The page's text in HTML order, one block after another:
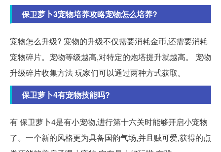
保卫萝卜3宠物培养攻略宠物怎么培养?
宠物怎么升级? 宠物的升级不仅需要消耗金币,还需要消耗
宠物碎片。宠物等级越高,对特定的炮塔提升就越高。 宠物
升级碎片收集方法 玩家们可以通过两种方式获取。
保卫萝卜4有宠物技能吗?
有 保卫萝卜4是有小宠物,进行第十六关时能够开启小宠物
了。一个新的风格更为具备国韵气场,并且贼可爱,获得的点